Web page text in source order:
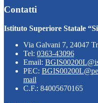
Contatti
Istituto Superiore Statale
Via Galvani 7, 24047
Tel: 0363-43096
Email:
PEC:
mail
C.F.: 84005670165